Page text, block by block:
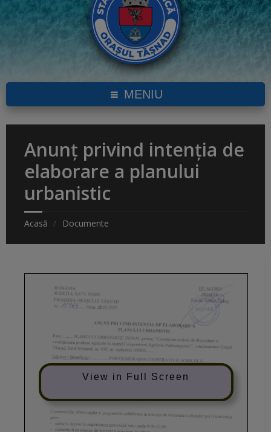
MENIU
Anunț privind intenția de
elaborare a planului
urbanistic
Acasă Documente
View in Full Screen